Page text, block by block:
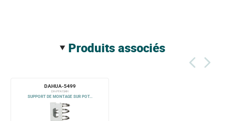
produits associés
DAHUA-5499
DH-PFA154H
SUPPORT DE MONTAGE SUR POT...